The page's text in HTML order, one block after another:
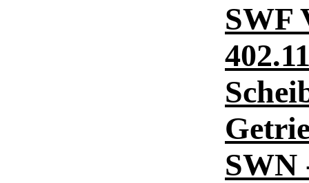
SWF
SWN